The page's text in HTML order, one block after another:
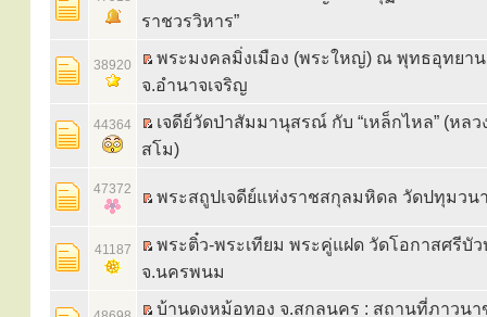
ราชวรวิหาร”
38920
พระมงคลมิ่งเมือง (พระใหญ่) ณ พุทธอุทยาน
จ.อำนาจเจริญ
44364
เจดีย์วัดป่าสัมมานุสรณ์ กับ “เหล็กไหล” (หล
สโม)
47372 พระสถูปเจดีย์แห่งราชสกุลมหิดล วัดปทุมวน
41187
พระติ๋ว-พระเทียม พระคู่แฝด วัดโอกาสศรีบั
จ.นครพนม
บ้านดงหม้อทอง จ.สกลนคร : สถานที่ภาวนา